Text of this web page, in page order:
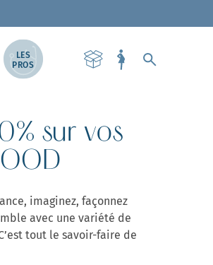
LES
PROS
sur vos
imaginez, façonnez
avec une variété de
tout le savoir-faire de